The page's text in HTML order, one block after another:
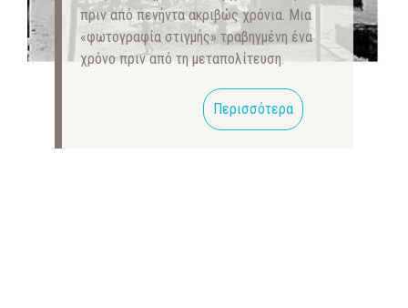
πριν από πενήντα ακριβώς χρόνια. Μια
«φωτογραφία στιγμής» τραβηγμένη ένα
χρόνο πριν από τη μεταπολίτευση.
Περισσότερα